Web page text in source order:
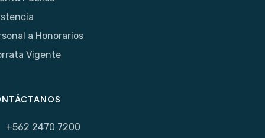
a Honorarios
Vigente
+562 2470 7200